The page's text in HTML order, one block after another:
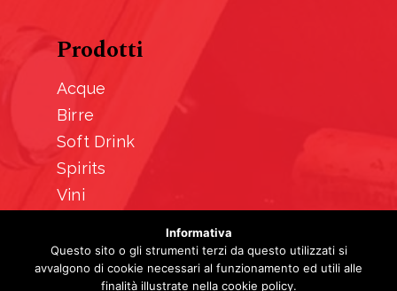
Prodotti
Acque
Birre
Soft Drink
Spirits
Vini
Informativa
Questo sito o gli strumenti terzi da questo utilizzati si
avvalgono di cookie necessari al funzionamento ed utili alle
finalità illustrate nella cookie policy.